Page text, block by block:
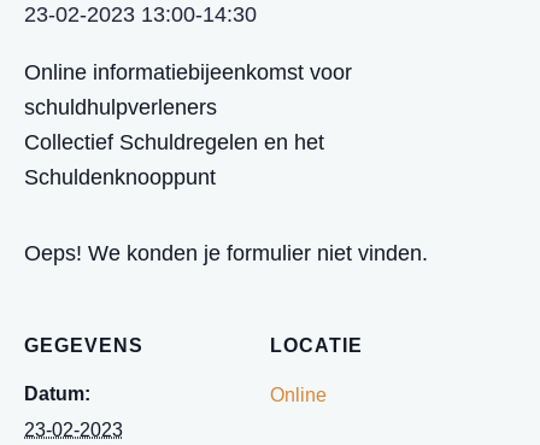
23-02-2023 13:00-14:30
Online informatiebijeenkomst voor
schuldhulpverleners
Collectief Schuldregelen en het
Schuldenknooppunt
Oeps! We konden je formulier niet vinden.
GEGEVENS
Datum:
23-02-2023
LOCATIE
Online